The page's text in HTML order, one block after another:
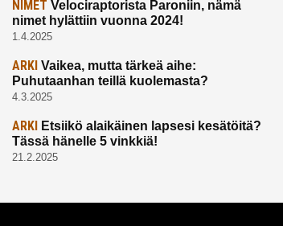
NIMET Velociraptorista Paroniin, nämä
nimet hylättiin vuonna 2024!
1.4.2025
ARKI Vaikea, mutta tärkeä aihe:
Puhutaanhan teillä kuolemasta?
4.3.2025
ARKI Etsiikö alaikäinen lapsesi kesätöitä?
Tässä hänelle 5 vinkkiä!
21.2.2025